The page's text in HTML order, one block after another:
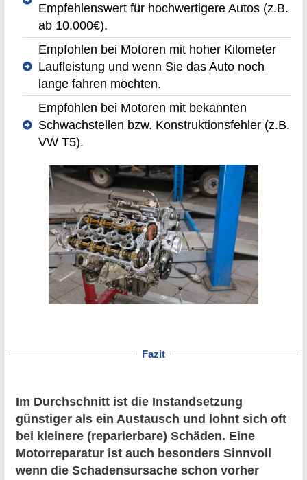
Empfehlenswert für hochwertigere Autos (z.B.
ab 10.000€).
Empfohlen bei Motoren mit hoher Kilometer
Laufleistung und wenn Sie das Auto noch
lange fahren möchten.
Empfohlen bei Motoren mit bekannten
Schwachstellen bzw. Konstruktionsfehler (z.B.
VW T5).
Fazit
Im Durchschnitt ist die Instandsetzung
günstiger als ein Austausch und lohnt sich oft
bei kleinere (reparierbare) Schäden. Eine
Motorreparatur ist auch besonders Sinnvoll
wenn die Schadensursache schon vorher